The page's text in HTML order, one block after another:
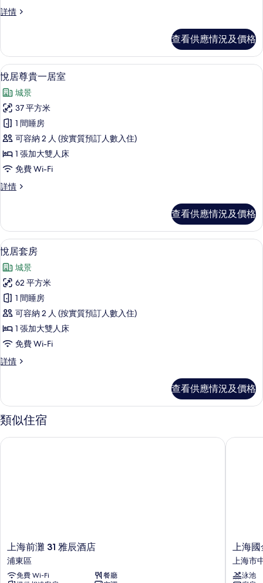
室
相
片
詳情
悅
室
詳
情
查看供應情況及價格
載
入
所
有
悅
居
尊
一
室
的
相
片
悅居尊貴一居室 | 迷你吧贈品、房內
3
悅居尊貴一居室
城景
37 平方米
1 間睡房
可容納 2 人 (按實質預訂人數入住)
1 張加大雙人床
免費 Wi-Fi
詳情
悅
一
居
室
詳
情
查看供應情況及價格
載
入
所
有
悅
居
套
的
片
悅居套房 | 客廳 | 50 吋LED 電視連有
6
悅居套房
城景
62 平方米
1 間睡房
可容納 2 人 (按實質預訂人數入住)
1 張加大雙人床
免費 Wi-Fi
詳情
悅
詳
情
查看供應情況及價格
類似住宿
上
海
前
灘
上海前灘 31 雅辰酒店
浦東區
免費 Wi-Fi
餐廳
上海前灘 31 雅辰酒店
上
海
國
金
上海
上海市
泳池
上海國